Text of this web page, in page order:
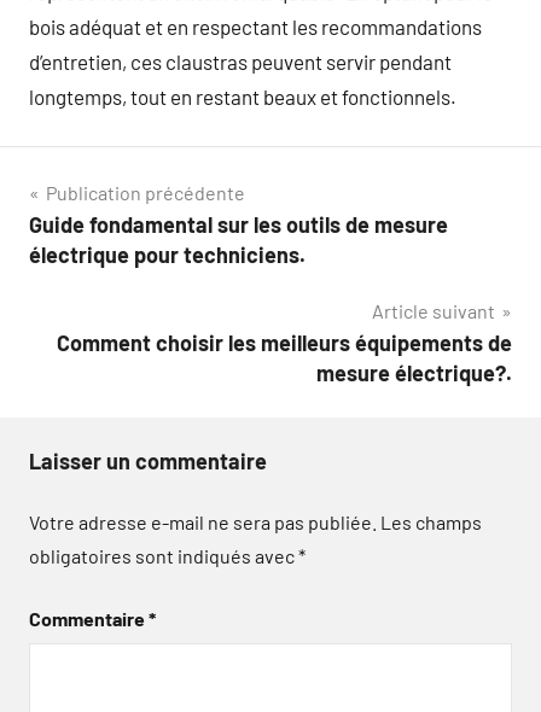
bois adéquat et en respectant les recommandations
d’entretien, ces claustras peuvent servir pendant
longtemps, tout en restant beaux et fonctionnels.
Navigation
de
Publication précédente
Guide fondamental sur les outils de mesure
électrique pour techniciens.
Article suivant
Comment choisir les meilleurs équipements de
mesure électrique?.
Laisser un commentaire
Votre adresse e-mail ne sera pas publiée. Les champs
obligatoires sont indiqués avec*
Commentaire*